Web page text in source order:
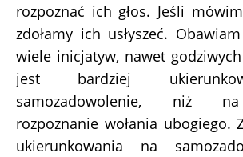
rozpoznać ich głos. Jeśli
zdołamy ich usłyszeć.
wiele inicjatyw, nawet
jest bardziej
samozadowolenie, niż
rozpoznanie wołania ubogiego.
ukierunkowania na